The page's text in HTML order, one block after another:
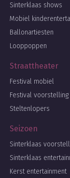
Sinterklaas shows
Mobiel
Ballonartiesten
Looppoppen
Straattheater
Festival mobiel
Festival voorstelling
Steltenlopers
Seizoen
Sinterklaas
Sinterklaas
Kerst entertainment